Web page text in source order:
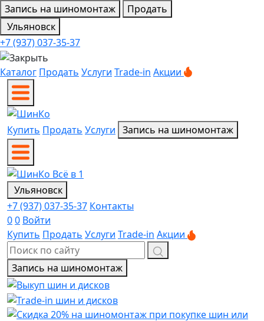
Запись на шиномонтаж
Продать
Ульяновск
+7 (937) 037-35-37
Каталог Продать Услуги Trade-in Акции
Купить Продать Услуги Запись на шиномонтаж
Ульяновск
+7 (937) 037-35-37 Контакты
00 Войти
Купить Продать Услуги Trade-in Акции
Запись на шиномонтаж